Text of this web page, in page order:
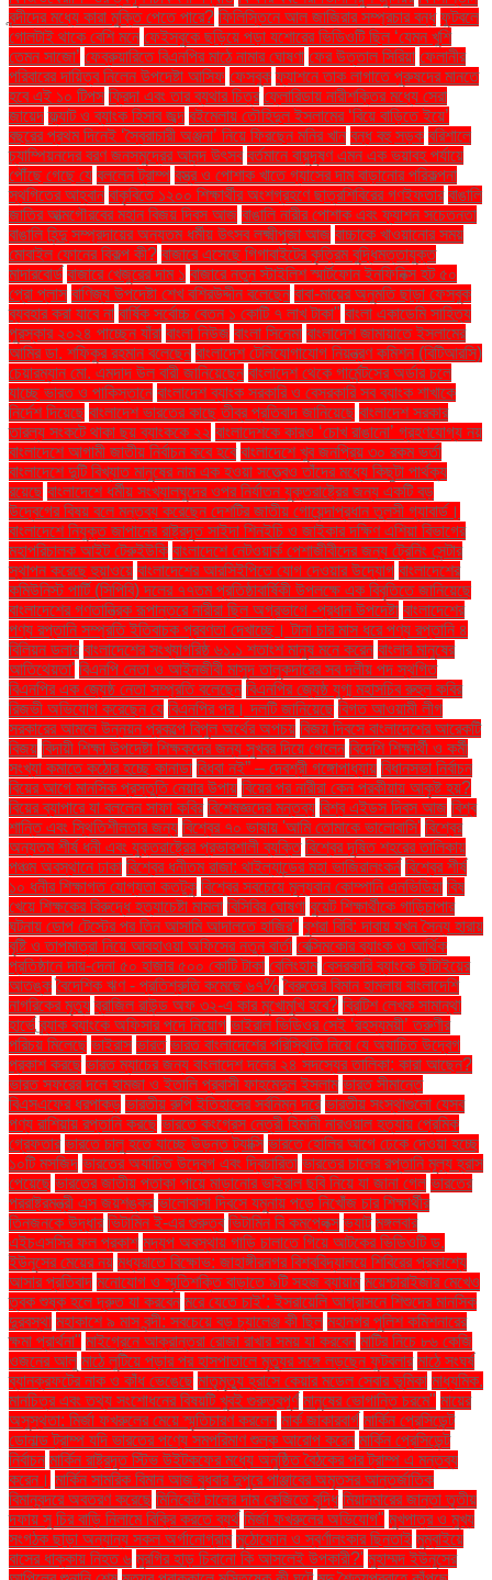
বন্দীদের মধ্যে কারা মুক্তি পেতে পারে? ফিলিস্তিনে আল জাজিরার সম্প্রচার বন্ধ ফুটবলে
গোলটাই থাকে বেশি মনে ফেইসবুকে ছড়িয়ে পড়া যশোরের ভিডিওটি ছিল ‘যেমন খুশি
তেমন সাজো’ ফেব্রুয়ারিতে বিএনপির মাঠে নামার ঘোষণা ফের উত্তাল সিরিয়া ফেলানীর
পরিবারের দায়িত্ব নিলেন উপদেষ্টা আসিফ ফেসবুক ফ্যাশনে তাক লাগাতে পুরুষদের মানতে
হবে এই ১০ টিপস ফ্রিদা এবং তার ব্যথার চিত্র ফ্লোরিডায় নারীশক্তির মধ্যে সেরা
জায়েদ ফ্ল্যাট ও ব্যাংক হিসাব জব্দ বইমেলায় তৌহিদুল ইসলামের ‘বিয়ে বাড়িতে ইয়ে’
বছরের প্রথম দিনেই ‘স্বৈরাচারী অঞ্জনা’ নিয়ে ফিরছেন মনির খান বন্ধ বহু সড়ক বরিশালে
চ্যাম্পিয়নদের বরণ জনসমুদ্রের আনন্দ উৎসব বর্তমানে বায়ুদূষণ এমন এক ভয়াবহ পর্যায়ে
পৌঁছে গেছে যে বললেন ট্রাম্প বস্ত্র ও পোশাক খাতে গ্যাসের দাম বাড়ানোর পরিকল্পনা
স্থগিতের আহ্বান বাকৃবিতে ১২০০ শিক্ষার্থীর অংশগ্রহণে ছাত্রশিবিরের গণইফতার বাঙালি
জাতির আত্মগৌরবের মহান বিজয় দিবস আজ বাঙালি নারীর পোশাক এবং ফ্যাশন সচেতনতা
বাঙালি হিন্দু সম্প্রদায়ের অন্যতম ধর্মীয় উৎসব লক্ষ্মীপূজা আজ বাচ্চাকে খাওয়ানোর সময়
মোবাইল ফোনের বিকল্প কী? বাজারে এসেছে গিগাবাইটের কৃত্রিম বুদ্ধিমত্তাযুক্ত
মাদারবোর্ড বাজারে খেজুরের দাম ১ বাজারে নতুন স্টাইলিশ স্মার্টফোন ইনফিনিক্স হট ৫০
প্রো প্লাস বাণিজ্য উপদেষ্টা শেখ বশিরউদ্দীন বলেছেন বাবা-মায়ের অনুমতি ছাড়া ফেসবুক
ব্যবহার করা যাবে না বার্ষিক সর্বোচ্চ বেতন ১ কোটি ৭ লাখ টাকা" বাংলা একাডেমি সাহিত্য
পুরস্কার ২০২৪ পাচ্ছেন যাঁরা বাংলা নিউজ বাংলা সিনেমা বাংলাদেশ জামায়াতে ইসলামের
আমির ডা. শফিকুর রহমান বলেছেন বাংলাদেশ টেলিযোগাযোগ নিয়ন্ত্রণ কমিশন (বিটিআরসি)
চেয়ারম্যান মো. এমদাদ উল বারী জানিয়েছেন বাংলাদেশ থেকে গার্মেন্টসের অর্ডার চলে
যাচ্ছে ভারত ও পাকিস্তানে বাংলাদেশ ব্যাংক সরকারি ও বেসরকারি সব ব্যাংক শাখাকে
নির্দেশ দিয়েছে বাংলাদেশ ভারতের কাছে তীব্র প্রতিবাদ জানিয়েছে বাংলাদেশ সরকার
তারল্য সংকটে থাকা ছয় ব্যাংককে ২২ বাংলাদেশকে কারও ‘চোখ রাঙানো’ গ্রহণযোগ্য নয়
বাংলাদেশে আগামী জাতীয় নির্বাচন কবে হবে বাংলাদেশে খুব জনপ্রিয় ৩০ রকম ভর্তা
বাংলাদেশে দুটি বিখ্যাত মানুষের নাম এক হওয়া সত্ত্বেও তাঁদের মধ্যে কিছুটা পার্থক্য
রয়েছে বাংলাদেশে ধর্মীয় সংখ্যালঘুদের ওপর নির্যাতন যুক্তরাষ্ট্রের জন্য একটি বড়
উদ্বেগের বিষয় বলে মন্তব্য করেছেন দেশটির জাতীয় গোয়েন্দাপ্রধান তুলসী গ্যাবার্ড।
বাংলাদেশে নিযুক্ত জাপানের রাষ্ট্রদূত সাইদা শিনইচি ও জাইকার দক্ষিণ এশিয়া বিভাগের
মহাপরিচালক আইট টেরুইউকি বাংলাদেশে নেটওয়ার্ক পেশাজীবীদের জন্য ট্রেনিং সেন্টার
স্থাপন করেছে হুয়াওয়ে বাংলাদেশের আরসিইপিতে যোগ দেওয়ার উদ্যোগ বাংলাদেশের
কমিউনিস্ট পার্টি (সিপিবি) দলের ৭৭তম প্রতিষ্ঠাবার্ষিকী উপলক্ষে এক বিবৃতিতে জানিয়েছে
বাংলাদেশের গণতান্ত্রিক রূপান্তরে নারীরা ছিল অগ্রভাগে -প্রধান উপদেষ্টা বাংলাদেশের
পণ্য রপ্তানি সম্প্রতি ইতিবাচক প্রবণতা দেখাচ্ছে। টানা চার মাস ধরে পণ্য রপ্তানি ৪
বিলিয়ন ডলার বাংলাদেশের সংখ্যাগরিষ্ঠ ৬১.১ শতাংশ মানুষ মনে করেন বাংলার মানুষের
আতিথেয়তা' বিএনপি নেতা ও আইনজীবী মাসুদ তালুকদারের সব দলীয় পদ স্থগিত
বিএনপির এক জ্যেষ্ঠ নেতা সম্প্রতি বলেছেন বিএনপির জ্যেষ্ঠ যুগ্ম মহাসচিব রুহুল কবির
রিজভী অভিযোগ করেছেন যে বিএনপির পর। দলটি জানিয়েছে বিগত আওয়ামী লীগ
সরকারের আমলে উন্নয়ন প্রকল্পে বিপুল অর্থের অপচয় বিজয় দিবসে বাংলাদেশের আরেকটি
বিজয় বিদায়ী শিক্ষা উপদেষ্টা শিক্ষকদের জন্য সুখবর দিয়ে গেলেন বিদেশি শিক্ষার্থী ও কর্মী
সংখ্যা কমাতে কঠোর হচ্ছে কানাডা বিধবা নই” – দেবশ্রী গঙ্গোপাধ্যায় বিধানসভা নির্বাচন
বিয়ের আগে মানসিক প্রস্তুতি নেয়ার উপায় বিয়ের পর নারীরা কেন পরকীয়ায় আকৃষ্ট হয়?
বিয়ের ব্যাপারে যা বললেন সাফা কবির বিশেষজ্ঞদের মন্তব্য বিশ্ব এইডস দিবস আজ বিশ্ব
শান্তি এবং স্থিতিশীলতার জন্য বিশ্বের ৭০ ভাষায় 'আমি তোমাকে ভালোবাসি' বিশ্বের
অন্যতম শীর্ষ ধনী এবং যুক্তরাষ্ট্রের প্রভাবশালী ব্যক্তি বিশ্বের দূষিত শহরের তালিকায়
পঞ্চম অবস্থানে ঢাকা বিশ্বের ধনীতম রাজা: থাইল্যান্ডের মহা ভাজিরালংকর্ন বিশ্বের শীর্ষ
১০ ধনীর শিক্ষাগত যোগ্যতা কতটুকু বিশ্বের সবচেয়ে মূল্যবান কোম্পানি এনভিডিয়া বিষ
খেয়ে শিক্ষকের বিরুদ্ধে হত্যাচেষ্টা মামলা বিসিবির ঘোষণা বুয়েট শিক্ষার্থীকে গাড়িচাপার
ঘটনায় ডোপ টেস্টের পর তিন আসামি আদালতে হাজির" বুশরা বিবি: দাবায় যখন সৈন্য হারায়
বৃষ্টি ও তাপমাত্রা নিয়ে আবহাওয়া অফিসের নতুন বার্তা বেক্সিমকোর ব্যাংক ও আর্থিক
প্রতিষ্ঠানে দায়-দেনা ৫০ হাজার ৫০০ কোটি টাকা বেলিংহাম বেসরকারি ব্যাংকে ছাঁটাইয়ের
আতঙ্ক বৈদেশিক ঋণ - প্রতিশ্রুতি কমেছে ৬৭% বৈরুতের বিমান হামলায় বাংলাদেশি
নাগরিকের মৃত্যু ব্রাজিল রাউন্ড অফ ৩২-এ কার মুখোমুখি হবে? ব্রিটিশ লেখক সামান্থা
হার্ভে ব্র্যাক ব্যাংকে অফিসার পদে নিয়োগ ভাইরাল ভিডিওর সেই ‘রহস্যময়ী’ তরুণীর
পরিচয় মিলেছে ভাইরাস ভারত ভারত বাংলাদেশের পরিস্থিতি নিয়ে যে অযাচিত উদ্বেগ
প্রকাশ করছে ভারত ম্যাচের জন্য বাংলাদেশ দলের ২৪ সদস্যের তালিকা: কারা আছেন?
ভারত সফরের দলে হামজা ও ইতালি প্রবাসী ফাহমেদুল ইসলাম ভারত সীমান্তে
বিএসএফের ধরপাকড় ভারতীয় রুপি ইতিহাসের সর্বনিম্ন দরে ভারতীয় সংস্থাগুলো যেসব
পণ্য রাশিয়ায় রপ্তানি করছে ভারতে কংগ্রেস নেত্রী হিমানী নারওয়াল হত্যায় প্রেমিক
গ্রেফতার ভারতে চালু হতে যাচ্ছে উড়ন্ত ট্যাক্সি ভারতে হোলির আগে ঢেকে দেওয়া হচ্ছে
১০টি মসজিদ ভারতের অযাচিত উদ্বেগ এবং দ্বিচারিতা ভারতের চালের রপ্তানি মূল্য হ্রাস
পেয়েছে ভারতের জাতীয় পতাকা পায়ে মাড়ানোর ভাইরাল ছবি নিয়ে যা জানা গেল ভারতের
পররাষ্ট্রমন্ত্রী এস জয়শঙ্কর ভালোবাসা দিবসে যমুনায় পড়ে নিখোঁজ চার শিক্ষার্থীর
তিনজনকে উদ্ধার ভিটামিন ই-এর গুরুত্ব ভিটামিন বি কমপ্লেক্স ভ্যাট মঙ্গলবার
এইচএসসির ফল প্রকাশ মদ্যপ অবস্থায় গাড়ি চালাতে গিয়ে আটকের ভিডিওটি ড.
ইউনূসের মেয়ের নয় মধ্যরাতে বিক্ষোভ: জাহাঙ্গীরনগর বিশ্ববিদ্যালয়ে শিবিরের প্রকাশ্যে
আসার প্রতিবাদ মনোযোগ ও স্মৃতিশক্তি বাড়াতে ৯টি সহজ ব্যায়াম ময়েশ্চারাইজার মেখেও
ত্বক শুষ্ক হলে দ্রুত যা করবেন মরে যেতে চাই’: ইসরায়েলি আগ্রাসনে শিশুদের মানসিক
দুরবস্থা মহাকাশে ৯ মাস বন্দী: সবচেয়ে বড় চ্যালেঞ্জ কী ছিল মহানগর পুলিশ কমিশনারের
ক্ষমা প্রার্থনা" মাইগ্রেনে আক্রান্তরা রোজা রাখার সময় যা করবেন মাটির নিচে ৮৬ কেজি
ওজনের আলু মাঠে লুটিয়ে পড়ার পর হাসপাতালে মৃত্যুর সঙ্গে লড়ছেন ফুটবলার মাঠে সংঘর্ষ
ব্যানক্রফটের নাক ও কাঁধ ভেঙেছে মাতৃমৃত্যু হ্রাসে কেয়ার মডেল সেবার ভূমিকা মাধ্যমিক.
মানচিত্র এবং তথ্য সংশোধনের বিষয়টি খুবই গুরুত্বপূর্ণ মানুষের ভোগান্তি চরমে" মায়ের
অসুস্থতা: মির্জা ফখরুলের মেয়ে স্মৃতিচারণ করলেন মার্ক জাকারবার্গ মার্কিন প্রেসিডেন্ট
ডোনাল্ড ট্রাম্প যদি ভারতের পণ্যে সমপরিমাণ শুল্ক আরোপ করেন মার্কিন প্রেসিডেন্ট
নির্বাচন মার্কিন রাষ্ট্রদূত স্টিভ উইটকফের মধ্যে অনুষ্ঠিত বৈঠকের পর ট্রাম্প এ মন্তব্য
করেন। মার্কিন সামরিক বিমান আজ বুধবার দুপুরে পাঞ্জাবের অমৃতসর আন্তর্জাতিক
বিমানবন্দরে অবতরণ করেছে মিনিকেট চালের দাম কেজিতে বৃদ্ধি মিয়ানমারের জান্তা তৃতীয়
দফায় সু চির বাড়ি নিলামে বিক্রি করতে ব্যর্থ মির্জা ফখরুলের অভিযোগ" মুখপাত্র ও মুখ্য
সংগঠক ছাড়া অন্যান্য সকল অর্গানোগ্রাম মুঠোফোন ও স্বর্ণালংকার ছিনতাই মুম্বাইয়ে
বাসের ধাক্কায় নিহত ৬ মুরগির হাড় চিবানো কি আসলেই উপকারী?' মুহাম্মদ ইউনূসের